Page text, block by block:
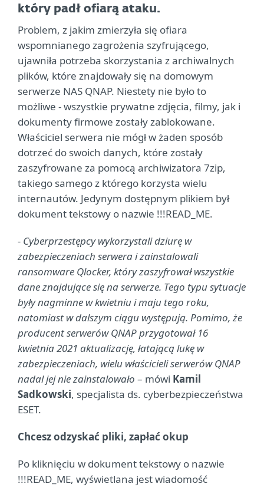
który padł ofiarą ataku.
Problem, z jakim zmierzyła się ofiara
wspomnianego zagrożenia szyfrującego,
ujawniła potrzeba skorzystania z archiwalnych
plików, które znajdowały się na domowym
serwerze NAS QNAP. Niestety nie było to
możliwe - wszystkie prywatne zdjęcia, filmy, jak i
dokumenty firmowe zostały zablokowane.
Właściciel serwera nie mógł w żaden sposób
dotrzeć do swoich danych, które zostały
zaszyfrowane za pomocą archiwizatora 7zip,
takiego samego z którego korzysta wielu
internautów. Jedynym dostępnym plikiem był
dokument tekstowy o nazwie !!!READ_ME.
- Cyberprzestępcy wykorzystali dziurę w
zabezpieczeniach serwera i zainstalowali
ransomware Qlocker, który zaszyfrował wszystkie
dane znajdujące się na serwerze. Tego typu sytuacje
były nagminne w kwietniu i maju tego roku,
natomiast w dalszym ciągu występują. Pomimo, że
producent serwerów QNAP przygotował 16
kwietnia 2021 aktualizację, łatającą lukę w
zabezpieczeniach, wielu właścicieli serwerów QNAP
nadal jej nie zainstalowało – mówi Kamil
Sadkowski, specjalista ds. cyberbezpieczeństwa
ESET.
Chcesz odzyskać pliki, zapłać okup
Po kliknięciu w dokument tekstowy o nazwie
!!!READ_ME, wyświetlana jest wiadomość